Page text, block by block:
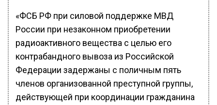
«ФCБ РФ при силовой поддержке МВД
России при незаконном приобретении
радиоактивного вещества с целью его
контрабандного вывоза из Российской
Федерации задержаны с поличным пять
членов организованной преступной группы,
действующей при координации гражданина